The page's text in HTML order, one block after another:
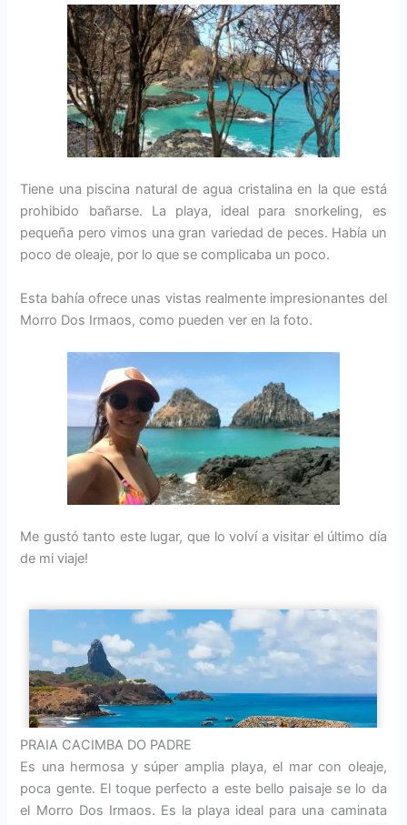
Tiene una piscina natural de agua cristalina en la que está
prohibido bañarse. La playa, ideal para snorkeling, es
pequeña pero vimos una gran variedad de peces. Había un
poco de oleaje, por lo que se complicaba un poco.
Esta bahía ofrece unas vistas realmente impresionantes del
Morro Dos Irmaos, como pueden ver en la foto.
Me gustó tanto este lugar, que lo volví a visitar el último día
de mi viaje!
PRAIA CACIMBA DO PADRE
Es una hermosa y súper amplia playa, el mar con oleaje,
poca gente. El toque perfecto a este bello paisaje se lo da
el Morro Dos Irmaos. Es la playa ideal para una caminata